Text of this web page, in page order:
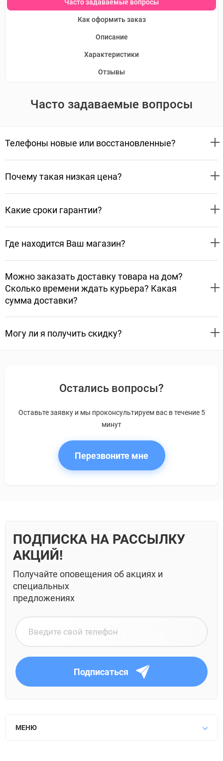
Часто задаваемые вопросы
Как оформить заказ
Описание
Характеристики
Отзывы
Часто задаваемые вопросы
Телефоны новые или восстановленные?
Почему такая низкая цена?
Какие сроки гарантии?
Где находится Ваш магазин?
Можно заказать доставку товара на дом?
Сколько времени ждать курьера? Какая
сумма доставки?
Могу ли я получить скидку?
Остались вопросы?
Оставьте заявку и мы проконсультируем вас в течение 5
минут
Перезвоните мне
ПОДПИСКА НА РАССЫЛКУ
АКЦИЙ!
Получайте оповещения об акциях и
специальных
предложениях
Подписаться
МЕНЮ